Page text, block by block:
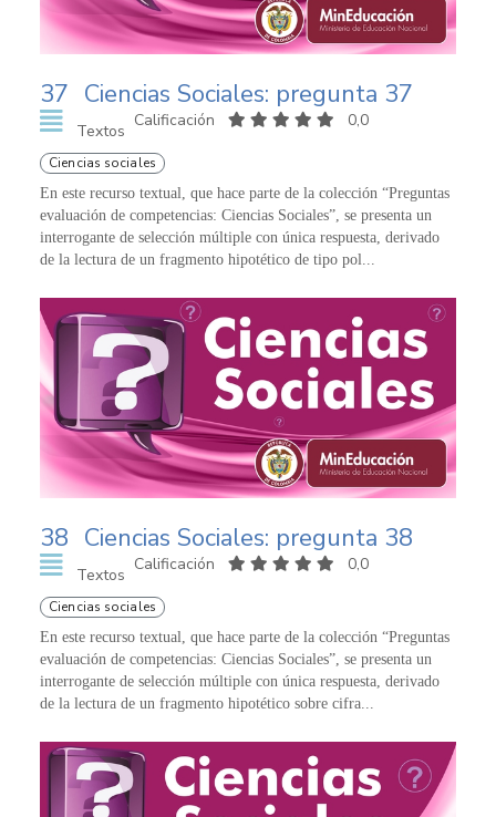
37 Ciencias Sociales: pregunta 37
Textos
Calificación 0,0
Ciencias sociales
En este recurso textual, que hace parte de la colección “Preguntas
evaluación de competencias: Ciencias Sociales”, se presenta un
interrogante de selección múltiple con única respuesta, derivado
de la lectura de un fragmento hipotético de tipo pol...
38 Ciencias Sociales: pregunta 38
Textos
Calificación 0,0
Ciencias sociales
En este recurso textual, que hace parte de la colección “Preguntas
evaluación de competencias: Ciencias Sociales”, se presenta un
interrogante de selección múltiple con única respuesta, derivado
de la lectura de un fragmento hipotético sobre cifra...